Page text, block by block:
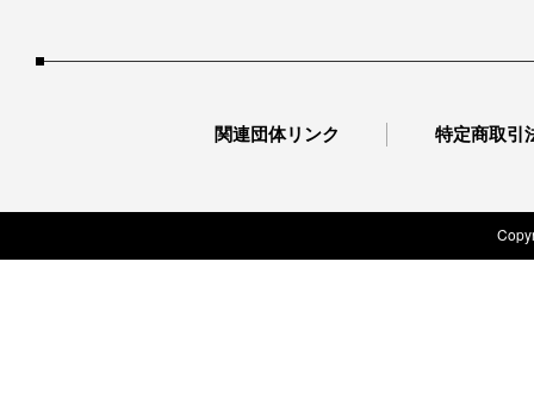
関連団体リンク 特定商取引